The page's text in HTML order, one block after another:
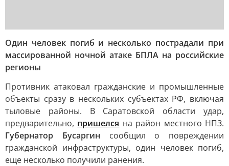
Один человек погиб и несколько пострадали при
массированной ночной атаке БПЛА на российские
регионы
Противник атаковал гражданские и промышленные
объекты сразу в нескольких субъектах РФ, включая
тыловые районы. В Саратовской области удар,
предварительно, пришелся на район местного НПЗ.
Губернатор Бусаргин сообщил о повреждении
гражданской инфраструктуры, один человек погиб,
еще несколько получили ранения.